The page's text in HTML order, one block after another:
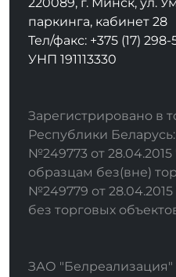
паркинга, кабинет 28
Тел/факс: +375 (17) 298-
УНП 191113330
Зарегистрировано в
Республики Беларусь:
№249773 от
образцам без(вне)
№249779 от
без торговых
ЗАО "Белреализация"